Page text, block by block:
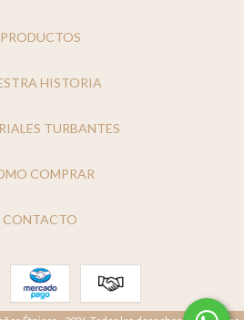
PRODUCTOS
HISTORIA
TURBANTES
COMPRAR
CONTACTO